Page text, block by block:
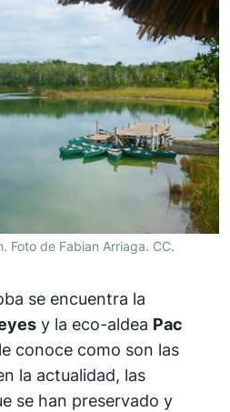
Foto de Fabian Arriaga. CC.
se encuentra la
y la eco-aldea Pac
conoce como son las
la actualidad, las
se han preservado y